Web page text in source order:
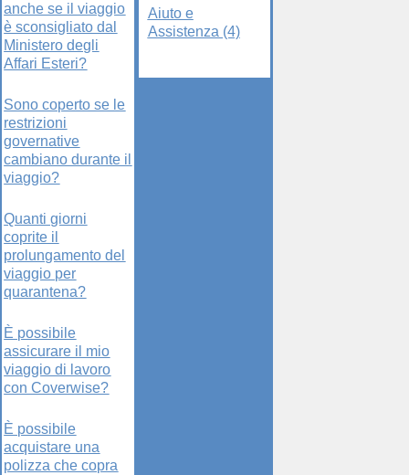
anche se il viaggio
è sconsigliato dal
Ministero degli
Affari Esteri?
Sono coperto se le
restrizioni
governative
cambiano durante il
viaggio?
Quanti giorni
coprite il
prolungamento del
viaggio per
quarantena?
È possibile
assicurare il mio
viaggio di lavoro
con Coverwise?
È possibile
acquistare una
polizza che copra
Aiuto e
Assistenza (4)